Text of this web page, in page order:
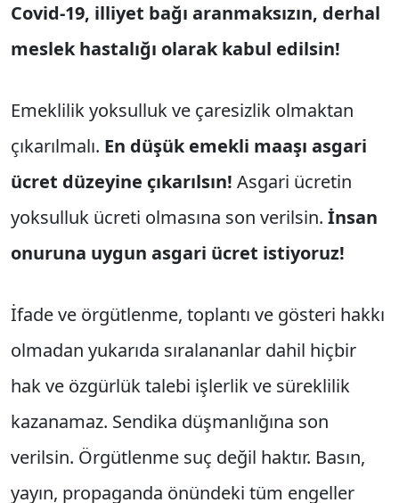
Covid-19, illiyet bağı aranmaksızın, derhal
meslek hastalığı olarak kabul edilsin!
Emeklilik yoksulluk ve çaresizlik olmaktan
çıkarılmalı. En düşük emekli maaşı asgari
ücret düzeyine çıkarılsın! Asgari ücretin
yoksulluk ücreti olmasına son verilsin. İnsan
onuruna uygun asgari ücret istiyoruz!
İfade ve örgütlenme, toplantı ve gösteri hakkı
olmadan yukarıda sıralananlar dahil hiçbir
hak ve özgürlük talebi işlerlik ve süreklilik
kazanamaz. Sendika düşmanlığına son
verilsin. Örgütlenme suç değil haktır. Basın,
yayın, propaganda önündeki tüm engeller